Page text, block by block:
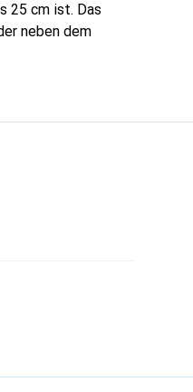
25 cm ist. Das
neben dem